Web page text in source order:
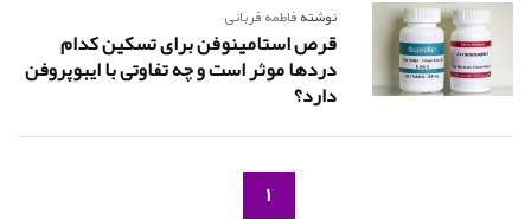
نوشتهفاطمه قربانی
قرص استامینوفن برای تسکین کدام
دردها موثر است و چه تفاوتی با ایبوپروفن
دارد؟
1